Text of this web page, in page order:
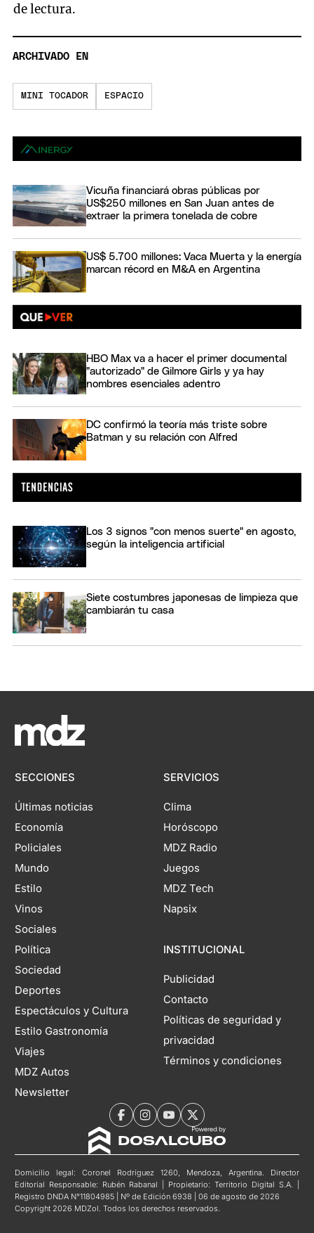
de lectura.
ARCHIVADO EN
MINI TOCADOR ESPACIO
Vicuña financiará obras públicas por
US$250 millones en San Juan antes de
extraer la primera tonelada de cobre
US$ 5.700 millones: Vaca Muerta y la energía
marcan récord en M&A en Argentina
HBO Max va a hacer el primer documental
"autorizado" de Gilmore Girls y ya hay
nombres esenciales adentro
DC confirmó la teoría más triste sobre
Batman y su relación con Alfred
Los 3 signos "con menos suerte" en agosto,
según la inteligencia artificial
Siete costumbres japonesas de limpieza que
cambiarán tu casa
SECCIONES
Últimas noticias
Economía
Policiales
Mundo
Estilo
Vinos
Sociales
Política
Sociedad
Deportes
Espectáculos y Cultura
Estilo Gastronomía
Viajes
MDZ Autos
Newsletter
SERVICIOS
Clima
Horóscopo
MDZ Radio
Juegos
MDZ Tech
Napsix
INSTITUCIONAL
Publicidad
Contacto
Políticas de seguridad y
privacidad
Términos y condiciones
Domicilio legal: Coronel Rodríguez 1260, Mendoza, Argentina. Director
Editorial Responsable: Rubén Rabanal | Propietario: Territorio Digital S.A. |
Registro DNDA N°11804985 | Nº de Edición 6938 | 06 de agosto de 2026
Copyright 2026 MDZol. Todos los derechos reservados.